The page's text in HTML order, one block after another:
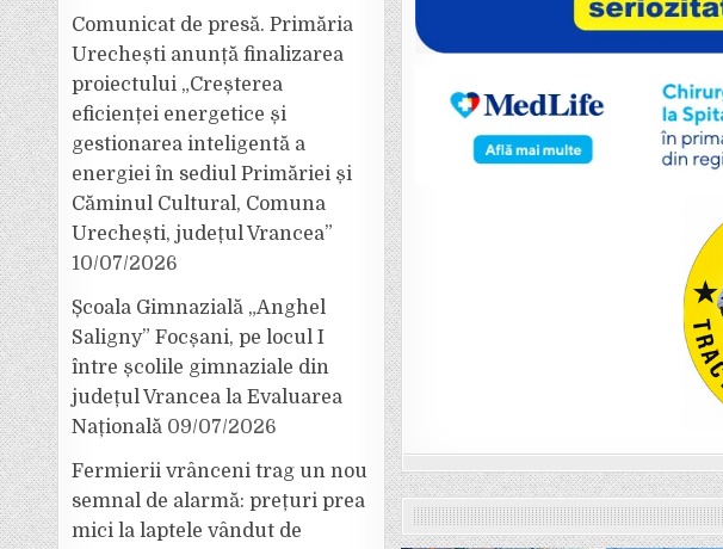
Comunicat de presă. Primăria
Urechești anunță finalizarea
proiectului „Creșterea
eficienței energetice și
gestionarea inteligentă a
energiei în sediul Primăriei și
Căminul Cultural, Comuna
Urechești, județul Vrancea”
10/07/2026
Școala Gimnazială „Anghel
Saligny” Focșani, pe locul I
între școlile gimnaziale din
județul Vrancea la Evaluarea
Națională 09/07/2026
Fermierii vrânceni trag un nou
semnal de alarmă: prețuri prea
mici la laptele vândut de